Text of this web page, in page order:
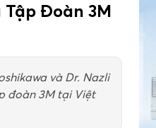
Đoàn 3M
và Dr. Nazli
đoàn 3M tại Việt